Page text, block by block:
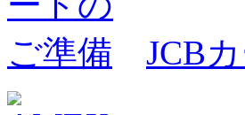
JCB